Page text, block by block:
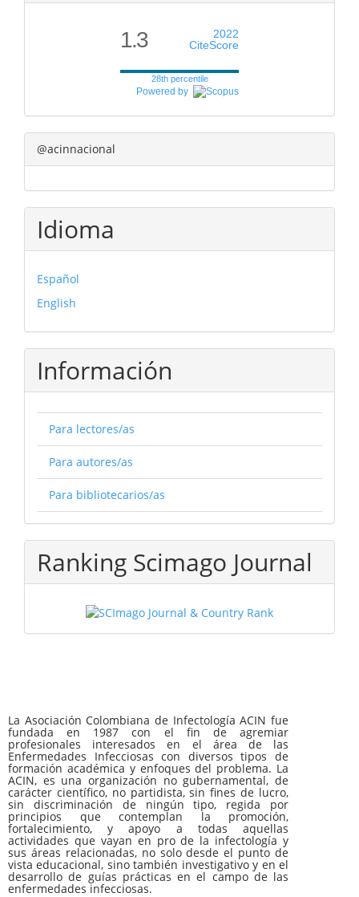
1.3
2022
CiteScore
28th percentile
Powered by
@acinnacional
Idioma
Español
English
Información
Para lectores/as
Para autores/as
Para bibliotecarios/as
Ranking Scimago Journal
La Asociación Colombiana de Infectología ACIN fue
fundada en 1987 con el fin de agremiar
profesionales interesados en el área de las
Enfermedades Infecciosas con diversos tipos de
formación académica y enfoques del problema. La
ACIN, es una organización no gubernamental, de
carácter científico, no partidista, sin fines de lucro,
sin discriminación de ningún tipo, regida por
principios que contemplan la promoción,
fortalecimiento, y apoyo a todas aquellas
actividades que vayan en pro de la infectología y
sus áreas relacionadas, no solo desde el punto de
vista educacional, sino también investigativo y en el
desarrollo de guías prácticas en el campo de las
enfermedades infecciosas.